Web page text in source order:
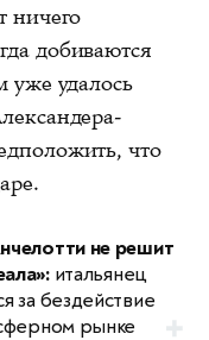
ничего
добиваются
уже удалось
что
не решит
итальянец
за бездействие
рынке